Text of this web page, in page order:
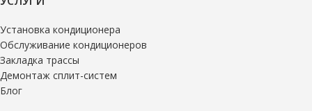
Установка кондиционера
Обслуживание кондиционеров
Закладка трассы
Демонтаж сплит-систем
Блог